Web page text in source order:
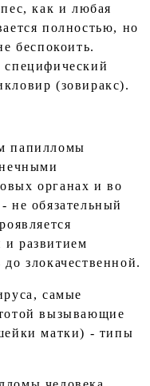
как и любая
полностью, но
беспокоить.
(зовиракс).
папилломы
органах и во
не обязательный
развитием
злокачественной.
самые
вызывающие
матки) - типы